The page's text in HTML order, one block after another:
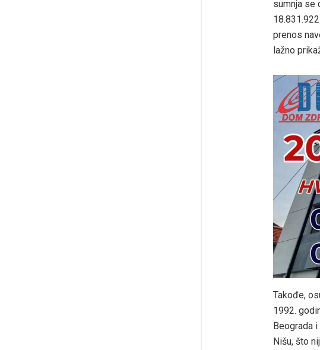
sumnja se
prenos
lažno
Takođe,
1992.
Beograda
Nišu, što